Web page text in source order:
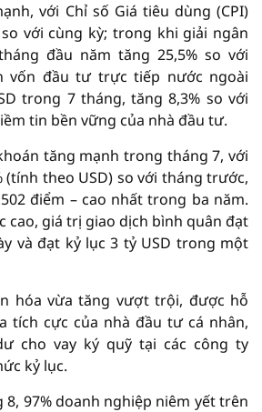
với Chỉ số Giá tiêu dùng (CPI)
với cùng kỳ; trong khi giải ngân
đầu năm tăng 25,5% so với
vốn đầu tư trực tiếp nước ngoài
trong 7 tháng, tăng 8,3% so với
tin bền vững của nhà đầu tư.
tăng mạnh trong tháng 7, với
(tính theo USD) so với tháng trước,
điểm – cao nhất trong ba năm.
cao, giá trị giao dịch bình quân đạt
và đạt kỷ lục 3 tỷ USD trong một
hóa vừa tăng vượt trội, được hỗ
tích cực của nhà đầu tư cá nhân,
cho vay ký quỹ tại các công ty
kỷ lục.
97% doanh nghiệp niêm yết trên